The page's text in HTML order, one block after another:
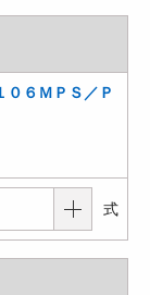
６ＭＰＳ／Ｐ
式